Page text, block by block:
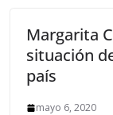
Margarita
situación
país
mayo 6, 2020